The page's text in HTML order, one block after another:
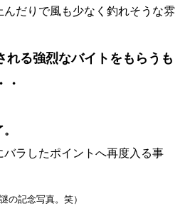
だりで風も少なく釣れそうな雰
れる強烈なバイトをもらうも
ラしたポイントへ再度入る事
の記念写真。笑）